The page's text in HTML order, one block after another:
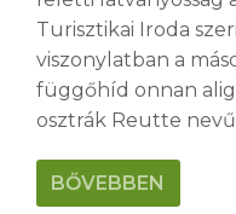
Turisztikai Iroda
viszonylatban a
függőhíd onnan
osztrák Reutte nevű
BŐVEBBEN